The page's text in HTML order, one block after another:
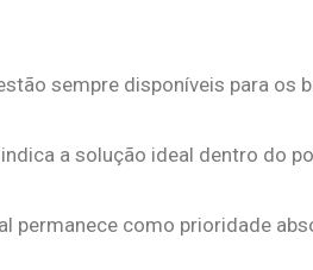
sempre disponíveis para os
a solução ideal dentro do
permanece como prioridade